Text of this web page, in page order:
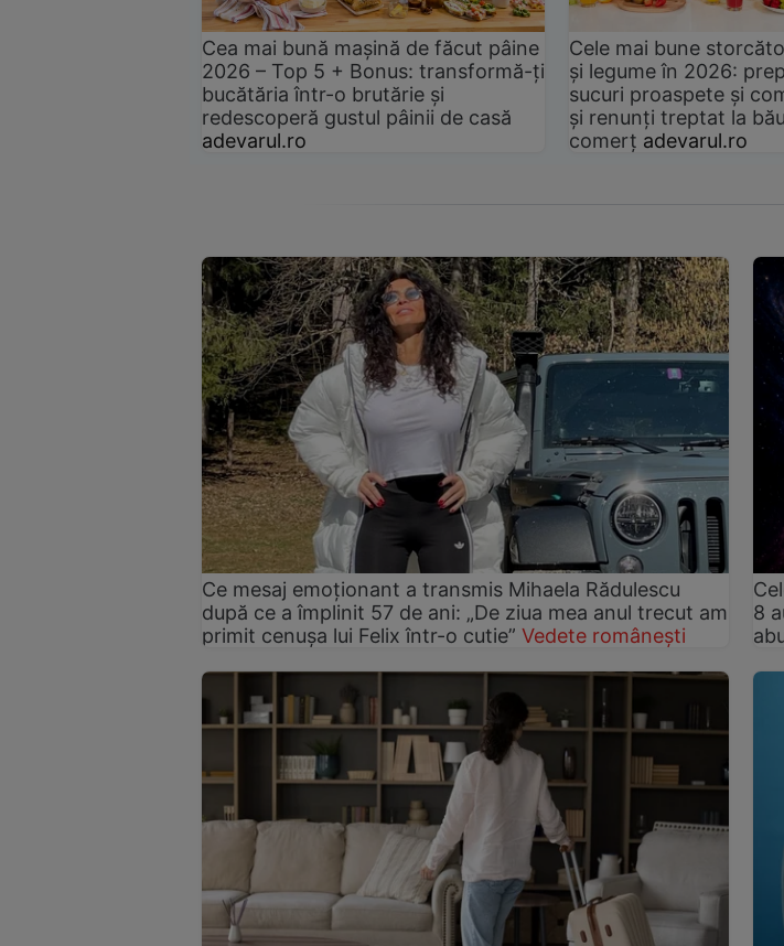
Cea mai bună mașină de făcut pâine
2026 – Top 5 + Bonus: transformă-ți
bucătăria într-o brutărie și
redescoperă gustul pâinii de casă
adevarul.ro
Cele mai bune
și legume în 2026:
sucuri proaspete și
și renunți treptat la
comerț adevarul.ro
Ce mesaj emoționant a transmis Mihaela Rădulescu
după ce a împlinit 57 de ani: „De ziua mea anul trecut am
primit cenușa lui Felix într-o cutie” Vedete românești
8